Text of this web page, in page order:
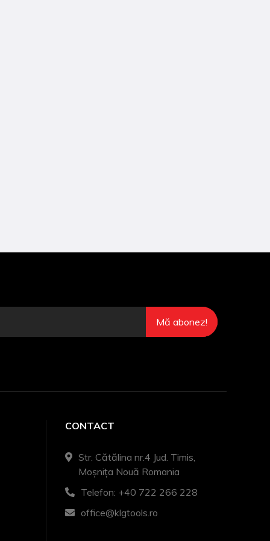
Mă abonez!
CONTACT
Str. Cătălina nr.4 Jud. Timis,
Moșnița Nouă Romania
Telefon: +40 722 266 228
office@klgtools.ro